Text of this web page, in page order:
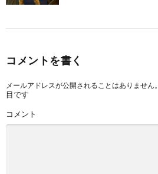
コメントを書く
メールアドレスが公開されることはありません。
目です
コメント